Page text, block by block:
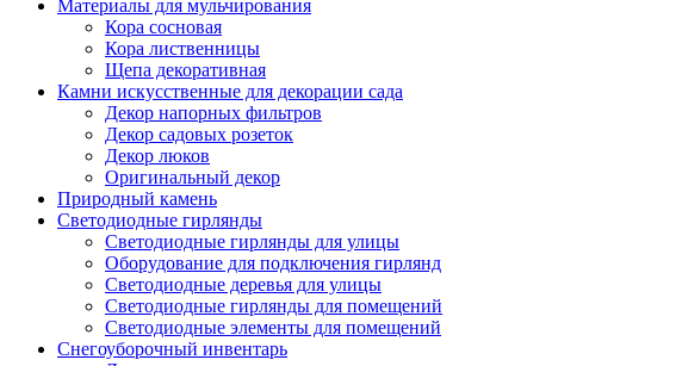
Материалы для мульчирования
Кора сосновая
Кора лиственницы
Щепа декоративная
Камни искусственные для декорации сада
Декор напорных фильтров
Декор садовых розеток
Декор люков
Оригинальный декор
Природный камень
Светодиодные гирлянды
Светодиодные гирлянды для улицы
Оборудование для подключения гирлянд
Светодиодные деревья для улицы
Светодиодные гирлянды для помещений
Светодиодные элементы для помещений
Снегоуборочный инвентарь